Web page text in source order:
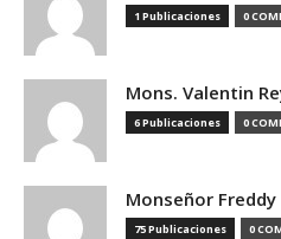
1 Publicaciones 0
Mons. Valentin
6 Publicaciones 0
Monseñor
75 Publicaciones 0